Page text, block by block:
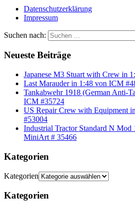
Datenschutzerklärung
Impressum
Suchen nach:
Neueste Beiträge
Japanese M3 Stuart with Crew in
Last Marauder in 1:48 von ICM
Tankabwehr 1918 (German Anti-
ICM #35724
US Repair Crew with Equipment
#53004
Industrial Tractor Standard N Mod
MiniArt # 35466
Kategorien
Kategorien
Kategorien